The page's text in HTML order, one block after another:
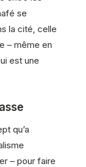
se
la cité, celle
– même en
est une
qu’a
– pour faire